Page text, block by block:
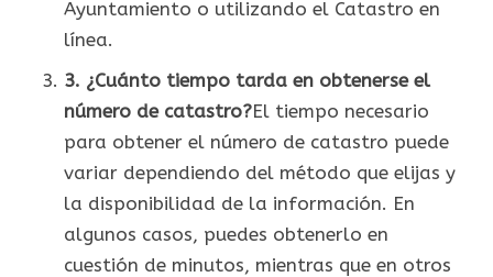
Ayuntamiento o utilizando el Catastro en
línea.
3. ¿Cuánto tiempo tarda en obtenerse el
número de catastro?El tiempo necesario
para obtener el número de catastro puede
variar dependiendo del método que elijas y
la disponibilidad de la información. En
algunos casos, puedes obtenerlo en
cuestión de minutos, mientras que en otros